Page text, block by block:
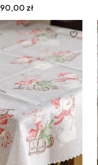
Cena
90,00 zł